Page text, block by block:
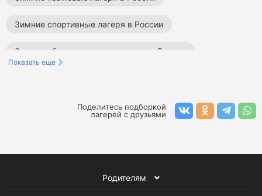
Зимние спортивные лагеря в России
Зимние образовательные лагеря в России
Зимние тематические лагеря в России
Зимние лагеря программирования в России
Показать еще
Поделитесь подборкой
лагерей с друзьями
Родителям